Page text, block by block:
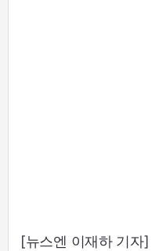
[뉴스엔 이재하 기자]